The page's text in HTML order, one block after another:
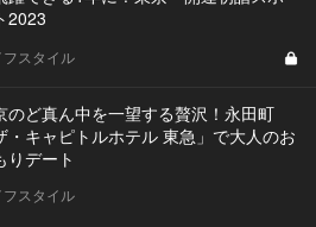
2023
フスタイル
のど真ん中を一望する贅沢！永田町
・キャピトルホテル 東急」で大人のお
りデート
フスタイル